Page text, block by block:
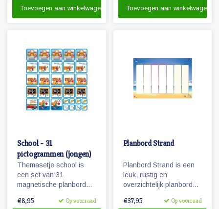
belonen.
Toevoegen aan winkelwagen Toevoegen aan winkelwagen
School - 31
pictogrammen (jongen)
Themasetje school is
een set van 31
magnetische planbord
kinderen en omvat o.a.
€8,95 Op voorraad
Planbord Strand
Planbord Strand is een
leuk, rustig en
overzichtelijk planbord
weekplanner is geschikt
€37,95 Op voorraad